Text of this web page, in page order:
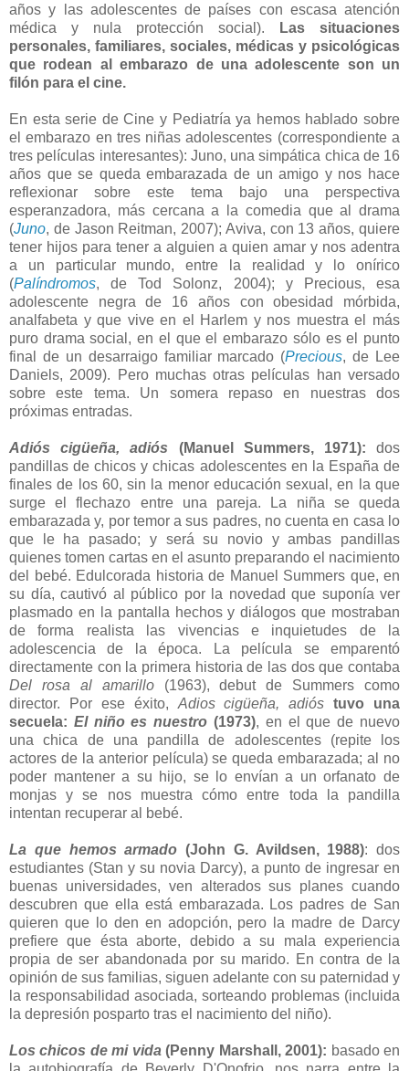
años y las adolescentes de países con escasa atención
médica y nula protección social).
Las situaciones
personales, familiares, sociales, médicas y psicológicas
que rodean al embarazo de una adolescente son un
filón para el cine.
En esta serie de Cine y Pediatría ya hemos hablado sobre
el embarazo en tres niñas adolescentes (correspondiente a
tres películas interesantes): Juno, una simpática chica de 16
años que se queda embarazada de un amigo y nos hace
reflexionar sobre este tema bajo una perspectiva
esperanzadora, más cercana a la comedia que al drama
(Juno, de Jason Reitman, 2007); Aviva, con 13 años, quiere
tener hijos para tener a alguien a quien amar y nos adentra
a un particular mundo, entre la realidad y lo onírico
(Palíndromos, de Tod Solonz, 2004); y Precious, esa
adolescente negra de 16 años con obesidad mórbida,
analfabeta y que vive en el Harlem y nos muestra el más
puro drama social, en el que el embarazo sólo es el punto
final de un desarraigo familiar marcado (Precious, de Lee
Daniels, 2009). Pero muchas otras películas han versado
sobre este tema. Un somera repaso en nuestras dos
próximas entradas.
Adiós cigüeña, adiós (Manuel Summers, 1971): dos
pandillas de chicos y chicas adolescentes en la España de
finales de los 60, sin la menor educación sexual, en la que
surge el flechazo entre una pareja. La niña se queda
embarazada y, por temor a sus padres, no cuenta en casa lo
que le ha pasado; y será su novio y ambas pandillas
quienes tomen cartas en el asunto preparando el nacimiento
del bebé. Edulcorada historia de Manuel Summers que, en
su día, cautivó al público por la novedad que suponía ver
plasmado en la pantalla hechos y diálogos que mostraban
de forma realista las vivencias e inquietudes de la
adolescencia de la época. La película se emparentó
directamente con la primera historia de las dos que contaba
Del rosa al amarillo(1963), debut de Summers como
director. Por ese éxito, Adios cigüeña, adiós tuvo una
secuela: El niño es nuestro (1973), en el que de nuevo
una chica de una pandilla de adolescentes (repite los
actores de la anterior película) se queda embarazada; al no
poder mantener a su hijo, se lo envían a un orfanato de
monjas y se nos muestra cómo entre toda la pandilla
intentan recuperar al bebé.
La que hemos armado (John G. Avildsen, 1988): dos
estudiantes (Stan y su novia Darcy), a punto de ingresar en
buenas universidades, ven alterados sus planes cuando
descubren que ella está embarazada. Los padres de San
quieren que lo den en adopción, pero la madre de Darcy
prefiere que ésta aborte, debido a su mala experiencia
propia de ser abandonada por su marido. En contra de la
opinión de sus familias, siguen adelante con su paternidad y
la responsabilidad asociada, sorteando problemas (incluida
la depresión posparto tras el nacimiento del niño).
Los chicos de mi vida (Penny Marshall, 2001): basado en